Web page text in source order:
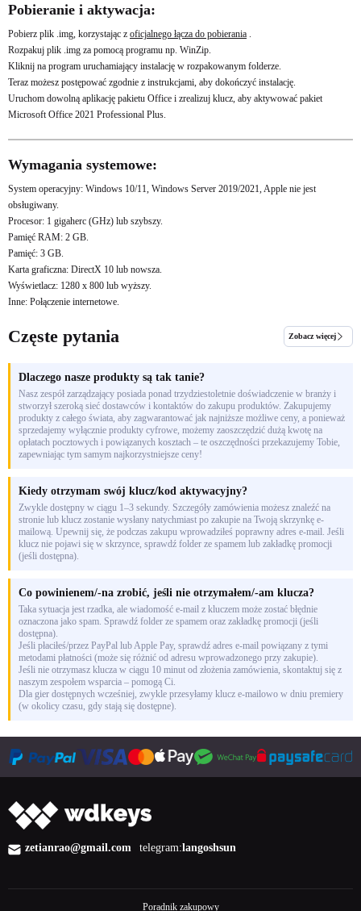
Pobieranie i aktywacja:
Pobierz plik .img, korzystając z oficjalnego łącza do pobierania
Rozpakuj plik .img za pomocą programu np. WinZip.
Kliknij na program uruchamiający instalację w rozpakowanym folderze.
Teraz możesz postępować zgodnie z instrukcjami, aby dokończyć instalację.
Uruchom dowolną aplikację pakietu Office i zrealizuj klucz, aby aktywować pakiet
Microsoft Office 2021 Professional Plus.
Wymagania systemowe:
System operacyjny: Windows 10/11, Windows Server 2019/2021, Apple nie jest
obsługiwany.
Procesor: 1 gigaherc (GHz) lub szybszy.
Pamięć RAM: 2 GB.
Pamięć: 3 GB.
Karta graficzna: DirectX 10 lub nowsza.
Wyświetlacz: 1280 x 800 lub wyższy.
Inne: Połączenie internetowe.
Częste pytania Zobacz więcej
Dlaczego nasze produkty są tak tanie?
Nasz zespół zarządzający posiada ponad trzydziestoletnie doświadczenie w branży i
stworzył szeroką sieć dostawców i kontaktów do zakupu produktów. Zakupujemy
produkty z całego świata, aby zagwarantować jak najniższe możliwe ceny, a ponieważ
sprzedajemy wyłącznie produkty cyfrowe, możemy zaoszczędzić dużą kwotę na
opłatach pocztowych i powiązanych kosztach – te oszczędności przekazujemy Tobie,
zapewniając tym samym najkorzystniejsze ceny!
Kiedy otrzymam swój klucz/kod aktywacyjny?
Zwykle dostępny w ciągu 1–3 sekundy. Szczegóły zamówienia możesz znaleźć na
stronie lub klucz zostanie wysłany natychmiast po zakupie na Twoją skrzynkę e-
mailową. Upewnij się, że podczas zakupu wprowadziłeś poprawny adres e-mail. Jeśli
klucz nie pojawi się w skrzynce, sprawdź folder ze spamem lub zakładkę promocji
(jeśli dostępna).
Co powinienem/-na zrobić, jeśli nie otrzymałem/-am klucza?
Taka sytuacja jest rzadka, ale wiadomość e-mail z kluczem może zostać błędnie
oznaczona jako spam. Sprawdź folder ze spamem oraz zakładkę promocji (jeśli
dostępna).
Jeśli płaciłeś/przez PayPal lub Apple Pay, sprawdź adres e-mail powiązany z tymi
metodami płatności (może się różnić od adresu wprowadzonego przy zakupie).
Jeśli nie otrzymasz klucza w ciągu 10 minut od złożenia zamówienia, skontaktuj się z
naszym zespołem wsparcia – pomogą Ci.
Dla gier dostępnych wcześniej, zwykle przesyłamy klucz e-mailowo w dniu premiery
(w okolicy czasu, gdy stają się dostępne).
zetianrao@gmail.com telegram:langoshsun
Poradnik zakupowy